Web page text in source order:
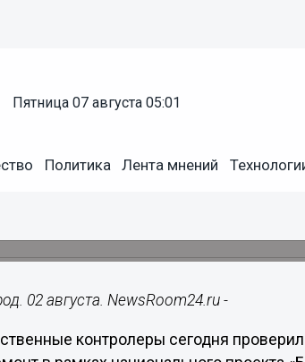
пятница 07 августа 05:01
Политика Лента мнений
контролеры
02 августа. NewsRoom24.ru -
контролеры сегодня